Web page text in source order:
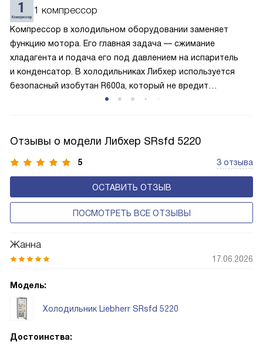
вентилятор и суперохлаждение не работают, а в камере
устанавливается температура в районе +15 градусов. Это
позволяет сохранить продукты на определённое время
и избежать появление неприятных запахов.
1 компрессор
Компрессор в холодильном оборудовании заменяет
функцию мотора. Его главная задача — сжимание
хладагента и подача его под давлением на испаритель
и конденсатор. В холодильниках Либхер используется
безопасный изобутан R600a, который не вредит
окружающей среде. Компрессор перегоняет его
и быстрее происходит охлаждение, затрачивается
Отзывы о модели Либхер SRsfd 5220
5 3 отзыва
ОСТАВИТЬ ОТЗЫВ
ПОСМОТРЕТЬ ВСЕ ОТЗЫВЫ
Жанна
17.06.2026
Модель:
Холодильник Liebherr SRsfd 5220
Достоинства: